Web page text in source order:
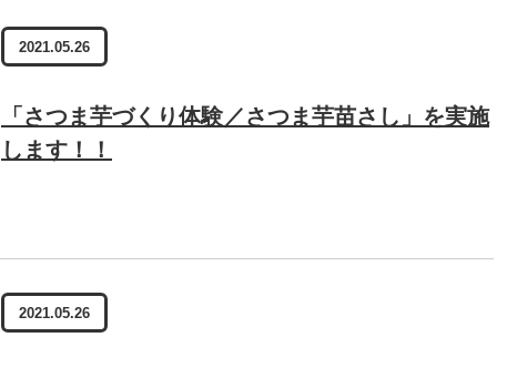
2021.05.26
「さつま芋づくり体験／さつま芋苗さし」を実施
します！！
2021.05.26